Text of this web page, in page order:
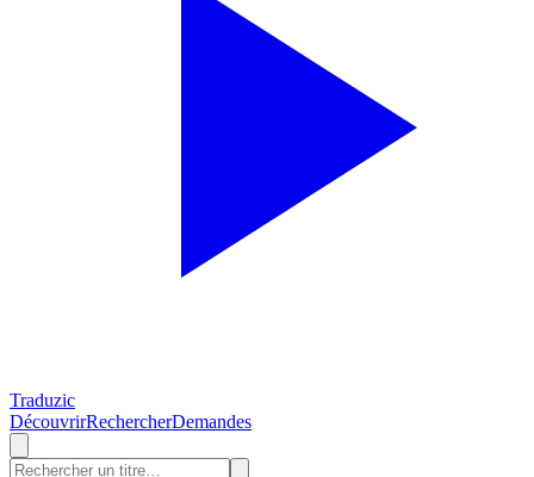
Traduzic
DécouvrirRechercherDemandes